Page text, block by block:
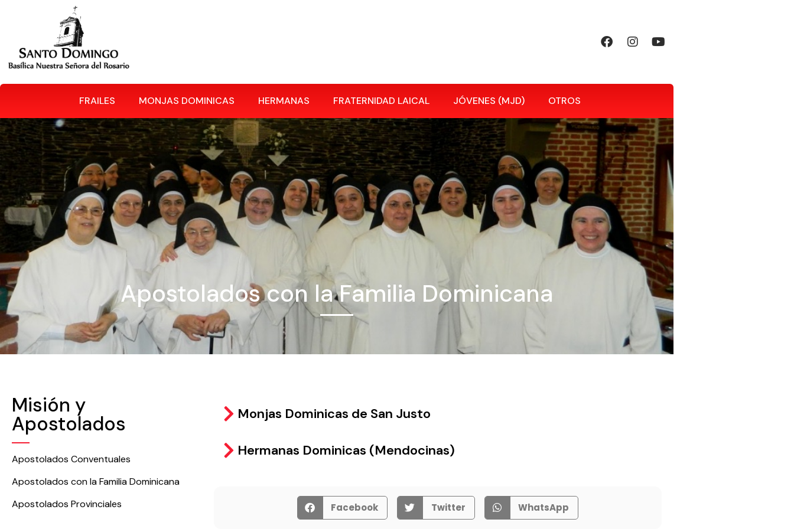
FRAILES MONJAS DOMINICAS HERMANAS FRATERNIDAD LAICAL JÓVENES (MJD) OTROS
Apostolados con la Familia Dominicana
Misión y
Apostolados
Apostolados Conventuales
Apostolados con la Familia Dominicana
Apostolados Provinciales
Monjas Dominicas de San Justo
Hermanas Dominicas (Mendocinas)
Facebook Twitter WhatsApp